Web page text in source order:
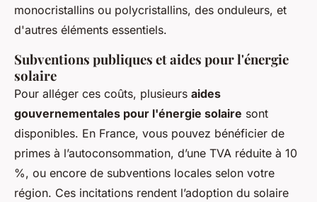
monocristallins ou polycristallins, des onduleurs, et
d'autres éléments essentiels.
Subventions publiques et aides pour l'énergie
solaire
Pour alléger ces coûts, plusieurs aides
gouvernementales pour l'énergie solaire sont
disponibles. En France, vous pouvez bénéficier de
primes à l’autoconsommation, d’une TVA réduite à 10
%, ou encore de subventions locales selon votre
région. Ces incitations rendent l’adoption du solaire